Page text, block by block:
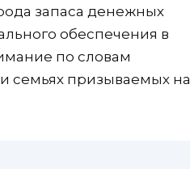
запаса денежных
обеспечения в
по словам
и семьях призываемых на